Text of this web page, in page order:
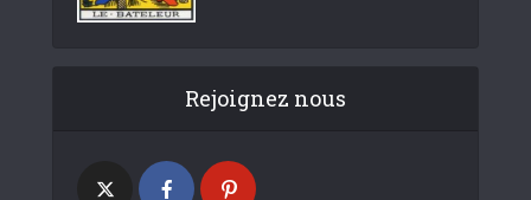
Rejoignez nous